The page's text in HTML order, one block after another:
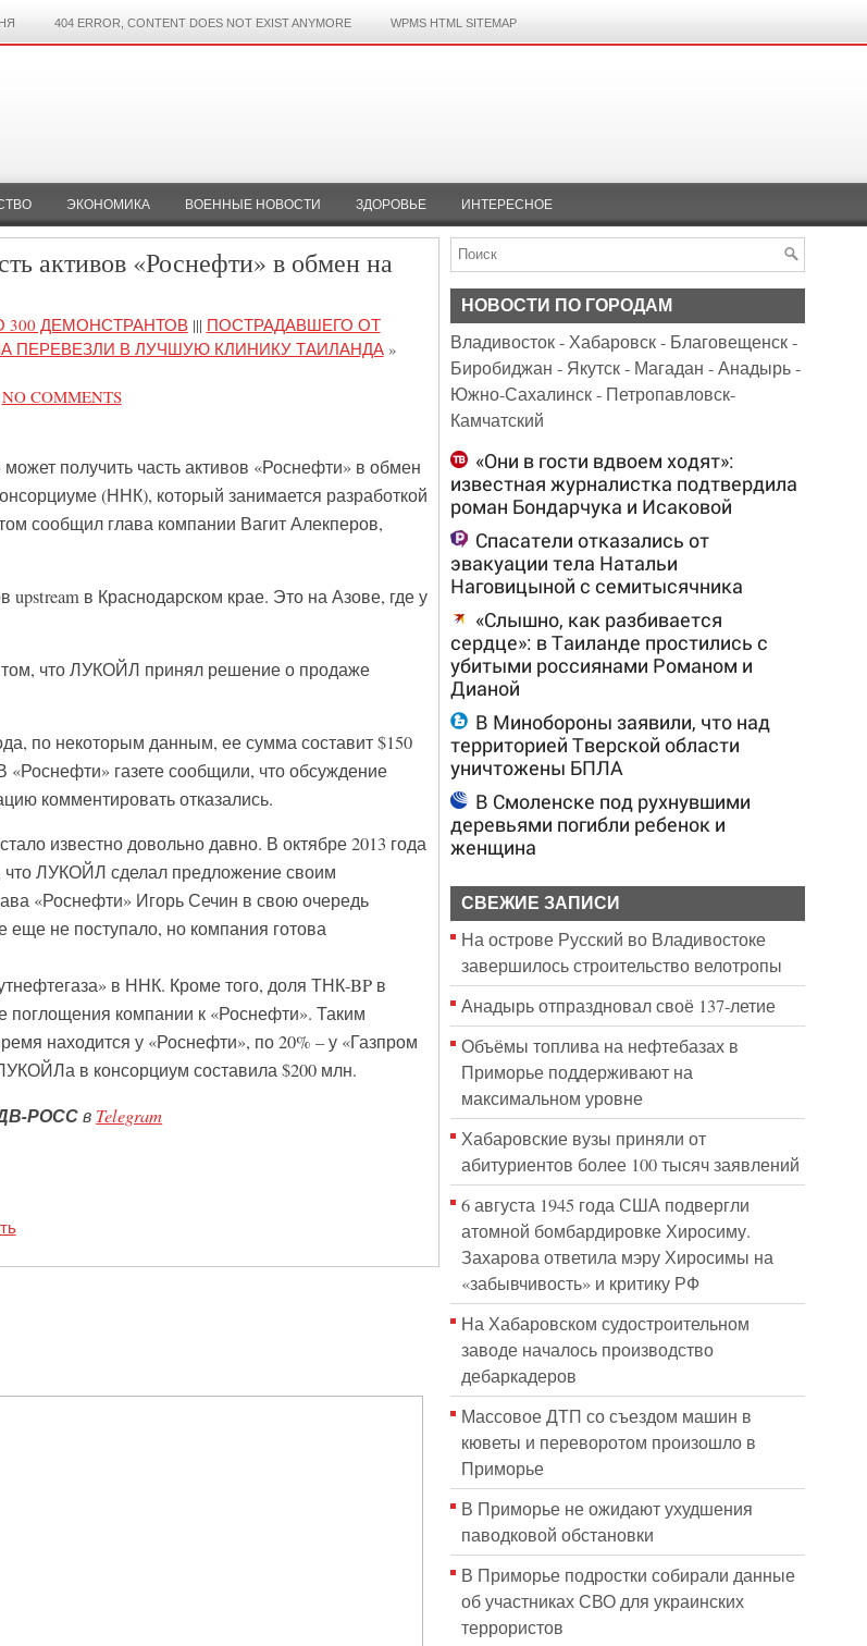
404 ERROR, CONTENT DOES NOT EXIST ANYMORE WPMS HTML SITEMAP
ЭКОНОМИКА ВОЕННЫЕ НОВОСТИ ЗДОРОВЬЕ ИНТЕРЕСНОЕ
активов «Роснефти» в обмен на
ДЕМОНСТРАНТОВ||| ПОСТРАДАВШЕГО ОТ
ПЕРЕВЕЗЛИ В ЛУЧШУЮ КЛИНИКУ ТАИЛАНДА»
NO COMMENTS
получить часть активов «Роснефти» в обмен
(ННК), который занимается разработкой
сообщил глава компании Вагит Алекперов,
в Краснодарском крае. Это на Азове, где у
что ЛУКОЙЛ принял решение о продаже
по некоторым данным, ее сумма составит $150
газете сообщили, что обсуждение
комментировать отказались.
известно довольно давно. В октябре 2013 года
ЛУКОЙЛ сделал предложение своим
«Роснефти» Игорь Сечин в свою очередь
еще не поступало, но компания готова
в ННК. Кроме того, доля ТНК-BP в
поглощения компании к «Роснефти». Таким
находится у «Роснефти», по 20% – у «Газпром
в консорциум составила $200 млн.
РОССв Telegram
НОВОСТИ ПО ГОРОДАМ
Владивосток-Хабаровск- Благовещенск-
Биробиджан - Якутск- Магадан -Анадырь-
Южно-Сахалинск- Петропавловск-
Камчатский
«Они в гости вдвоем ходят»:
известная журналистка подтвердила
роман Бондарчука и Исаковой
Спасатели отказались от
эвакуации тела Натальи
Наговицыной с семитысячника
«Слышно, как разбивается
сердце»: в Таиланде простились с
убитыми россиянами Романом и
Дианой
В Минобороны заявили, что над
территорией Тверской области
уничтожены БПЛА
В Смоленске под рухнувшими
деревьями погибли ребенок и
женщина
СВЕЖИЕ ЗАПИСИ
На острове Русский во Владивостоке
завершилось строительство велотропы
Анадырь отпраздновал своё 137-летие
Объёмы топлива на нефтебазах в
Приморье поддерживают на
максимальном уровне
Хабаровские вузы приняли от
абитуриентов более 100 тысяч заявлений
6 августа 1945 года США подвергли
атомной бомбардировке Хиросиму.
Захарова ответила мэру Хиросимы на
«забывчивость» и критику РФ
На Хабаровском судостроительном
заводе началось производство
дебаркадеров
Массовое ДТП со съездом машин в
кюветы и переворотом произошло в
Приморье
В Приморье не ожидают ухудшения
паводковой обстановки
В Приморье подростки собирали данные
об участниках СВО для украинских
террористов